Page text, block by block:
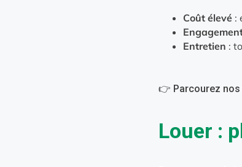
Coût élevé:
Entretien :
👉 Parcourez nos
Louer :